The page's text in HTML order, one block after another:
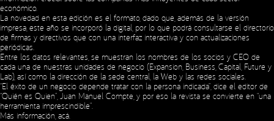
económico.
La novedad en esta edición es el formato, dado que, además de la versión
impresa, este año se incorporó la digital, por lo que podrá consultarse el directorio
de firmas y directivos que con una interfaz interactiva y con actualizaciones
periódicas.
Entre los datos relevantes, se muestran los nombres de los socios y CEO de
cada una de nuestras unidades de negocio (Expansion, Business, Capital, Future y
Lab), así como la dirección de la sede central, la Web y las redes sociales.
“El éxito de un negocio depende tratar con la persona indicada”, dice el editor de
“Quién es Quien”, Juan Manuel Compte, y por eso la revista se convierte en “una
herramienta imprescindible”.
Más información, acá
Copyright © 2023 Expansion.All rights reserved.Privacy Policy
Social Media